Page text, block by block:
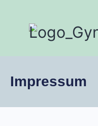
Impressum